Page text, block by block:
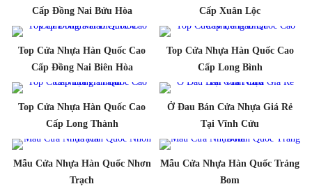
Cấp Đồng Nai Bửu Hòa
Cấp Xuân Lộc
Top Cửa Nhựa Hàn Quốc Cao
Cấp Đồng Nai Biên Hòa
Top Cửa Nhựa Hàn Quốc Cao
Cấp Long Bình
Top Cửa Nhựa Hàn Quốc Cao
Cấp Long Thành
Ở Đau Bán Cửa Nhựa Giá Rẻ
Tại Vĩnh Cửu
Mẫu Cửa Nhựa Hàn Quốc Nhơn
Trạch
Mẫu Cửa Nhựa Hàn Quốc Trảng
Bom